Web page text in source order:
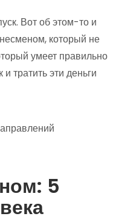
Вот об этом-то и
который не
умеет правильно
тратить эти деньги
5